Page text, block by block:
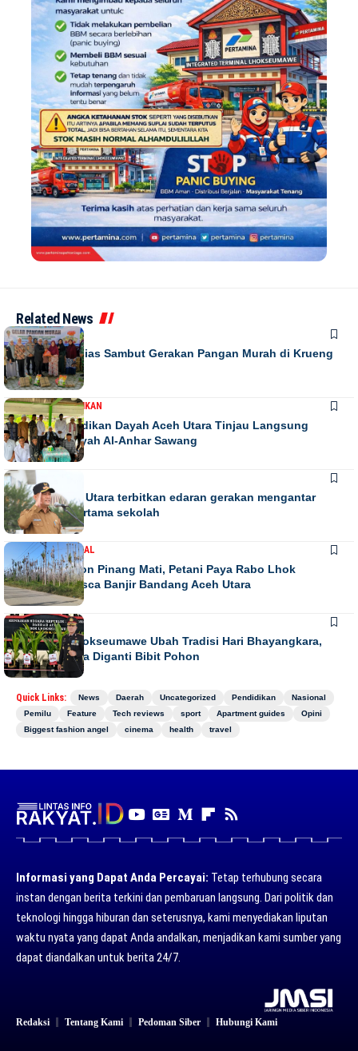
Related News
DAERAH
Warga Antusias Sambut Gerakan Pangan Murah di Krueng
Barona Jaya
DAERAHPENDIDIKAN
Kadis Pendidikan Dayah Aceh Utara Tinjau Langsung
Relokasi Dayah Al-Anhar Sawang
DAERAH
Bupati Aceh Utara terbitkan edaran gerakan mengantar
anak hari pertama sekolah
DAERAHNASIONAL
Ribuan Pohon Pinang Mati, Petani Paya Rabo Lhok
Terpuruk Pasca Banjir Bandang Aceh Utara
DAERAHNEWS
Kapolres Lhokseumawe Ubah Tradisi Hari Bhayangkara,
Papan Bunga Diganti Bibit Pohon
Quick Links: News Daerah Uncategorized Pendidikan
Nasional
Pemilu
Feature Tech reviews sport Apartment guides
Opini
Biggest fashion angel
cinema health travel
Informasi yang Dapat Anda Percayai: Tetap terhubung secara
instan dengan berita terkini dan pembaruan langsung. Dari politik dan
teknologi hingga hiburan dan seterusnya, kami menyediakan liputan
waktu nyata yang dapat Anda andalkan, menjadikan kami sumber yang
dapat diandalkan untuk berita 24/7.
Redaksi Tentang Kami Pedoman Siber Hubungi Kami